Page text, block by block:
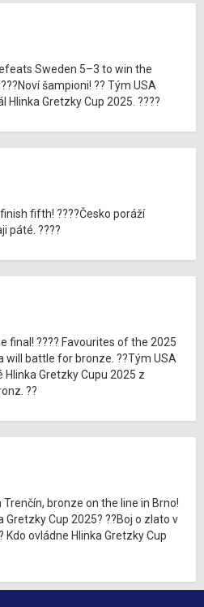
Sweden 5–3 to win the
šampioni! ?? Tým USA
Hlinka Gretzky Cup 2025. ????
fifth! ????Česko poráží
páté. ????
final! ???? Favourites of the 2025
will battle for bronze. ??Tým USA
Hlinka Gretzky Cupu 2025 z
??
bronze on the line in Brno!
Gretzky Cup 2025? ??Boj o zlato v
Kdo ovládne Hlinka Gretzky Cup